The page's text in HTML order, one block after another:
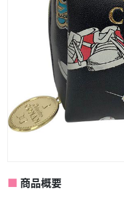
商品概要